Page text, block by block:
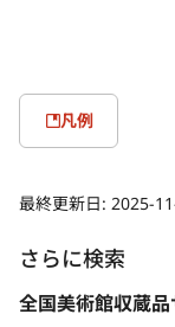
凡例
最終更新日: 2025-
さらに検索
全国美術館収蔵品